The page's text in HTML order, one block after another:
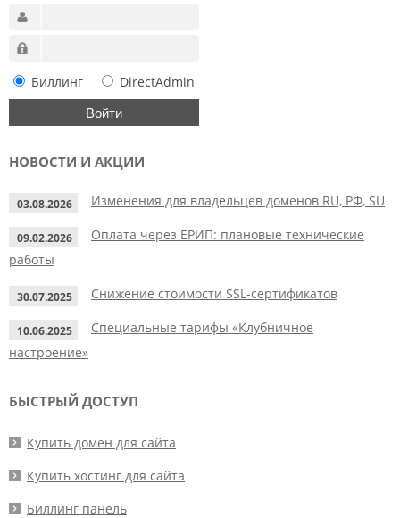
Биллинг DirectAdmin
НОВОСТИ И АКЦИИ
03.08.2026 Изменения для владельцев доменов RU, РФ, SU
09.02.2026
Оплата через ЕРИП: плановые технические
работы
30.07.2025 Снижение стоимости SSL-сертификатов
10.06.2025
Специальные тарифы «Клубничное
настроение»
БЫСТРЫЙ ДОСТУП
Купить домен для сайта
Купить хостинг для сайта
Биллинг панель